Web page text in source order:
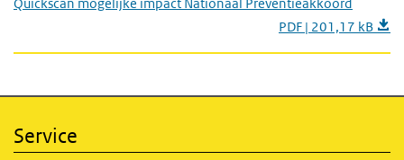
PDF | 201,17 kB
Service